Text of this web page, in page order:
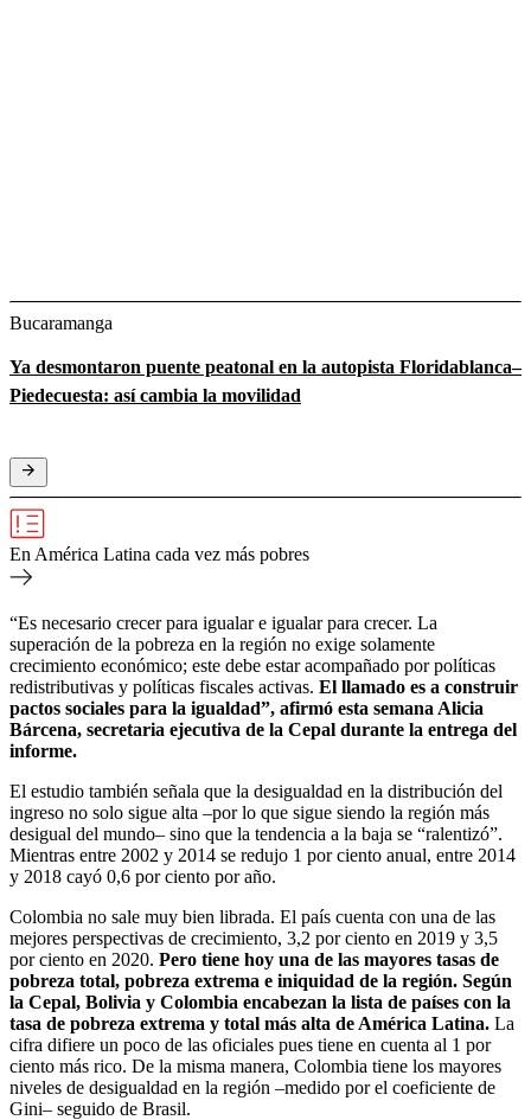
Bucaramanga
Ya desmontaron puente peatonal en la autopista Floridablanca–
Piedecuesta: así cambia la movilidad
En América Latina cada vez más pobres
“Es necesario crecer para igualar e igualar para crecer. La
superación de la pobreza en la región no exige solamente
crecimiento económico; este debe estar acompañado por políticas
redistributivas y políticas fiscales activas. El llamado es a construir
pactos sociales para la igualdad”, afirmó esta semana Alicia
Bárcena, secretaria ejecutiva de la Cepal durante la entrega del
informe.
El estudio también señala que la desigualdad en la distribución del
ingreso no solo sigue alta –por lo que sigue siendo la región más
desigual del mundo– sino que la tendencia a la baja se “ralentizó”.
Mientras entre 2002 y 2014 se redujo 1 por ciento anual, entre 2014
y 2018 cayó 0,6 por ciento por año.
Colombia no sale muy bien librada. El país cuenta con una de las
mejores perspectivas de crecimiento, 3,2 por ciento en 2019 y 3,5
por ciento en 2020. Pero tiene hoy una de las mayores tasas de
pobreza total, pobreza extrema e iniquidad de la región. Según
la Cepal, Bolivia y Colombia encabezan la lista de países con la
tasa de pobreza extrema y total más alta de América Latina. La
cifra difiere un poco de las oficiales pues tiene en cuenta al 1 por
ciento más rico. De la misma manera, Colombia tiene los mayores
niveles de desigualdad en la región –medido por el coeficiente de
Gini– seguido de Brasil.